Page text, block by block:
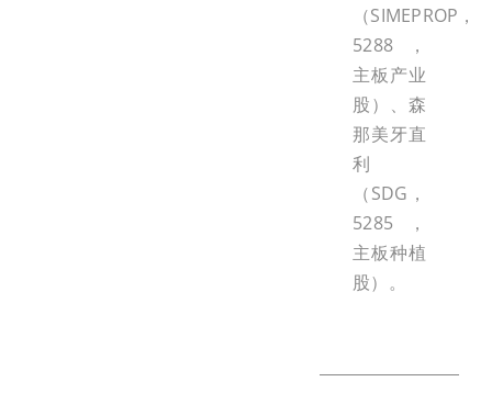
（SIMEPROP，
5288，
主板产业
股）、森
那美牙直
利
（SDG，
5285，
主板种植
股）。